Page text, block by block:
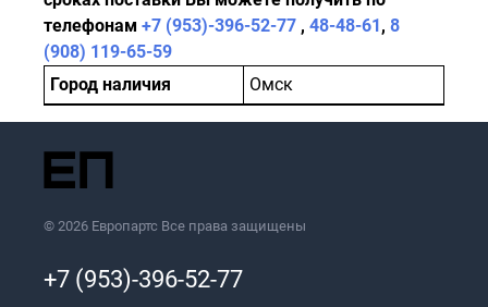
телефонам +7 (953)-396-52-77 , 48-48-61, 8
(908) 119-65-59
Город наличия
Омск
© 2026 Европартс Все права защищены
+7 (953)-396-52-77